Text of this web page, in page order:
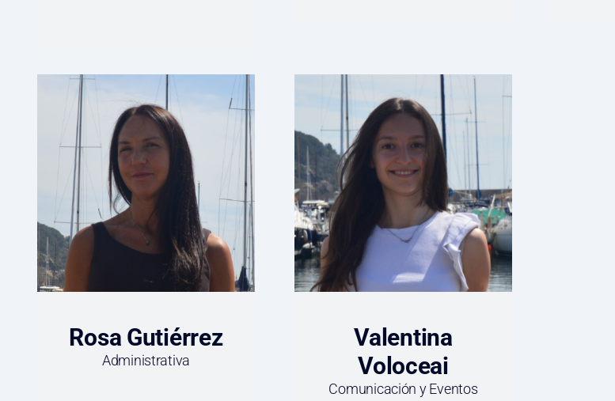
Rosa Gutiérrez
Administrativa
Valentina
Voloceai
Comunicación y Eventos